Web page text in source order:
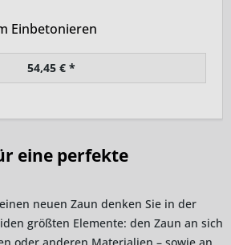
Einbetonieren
54,45 € *
eine perfekte
neuen Zaun denken Sie in der
größten Elemente: den Zaun an sich